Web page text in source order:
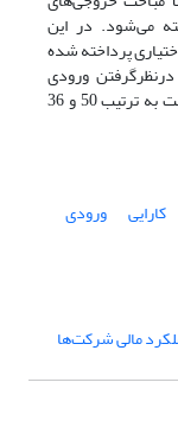
می‌شود. در این
پرداخته شده
ورودی
غیراختیاری در حالت بازده به مقیاس متغیر و ثابت به ترتیب 50 و 36
کارایی ورودی